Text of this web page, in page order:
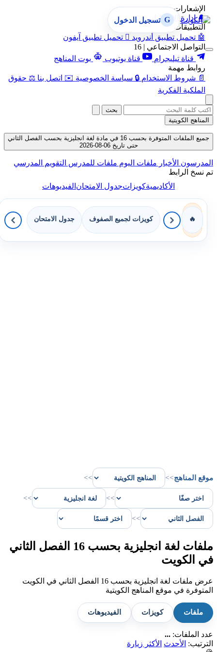
الإشعارات
🔔 إدارة الإشعارات
التطبيقات
🤖 تحميل تطبيق أندرويد  تحميل تطبيق آيفون
التواصل الاجتماعي | 16
قناة تيليجرام
قناة يوتيوب
بوت المناهج
روابط مهمة
📄 شروط الاستخدام 🔒 سياسة الخصوصية ✉️ اتصل بنا ⚖️ حقوق
الملكية الفكرية
G تسجيل الدخول
بحث
المناهج الكويتية
جميع الملفات المتوفرة بحسب 16 في مادة لغة انجليزية بحسب الفصل الثاني
حتى تاريخ 06-08-2026
المدرسون الأخبار ملفات اليوم ملفات للمدرس التقويم المدرسي
تم نسخ الرابط
الأكاديميةكويزاتجدول الامتحانالفيديوهات
🔥 كويزات لجميع الصفوف جدول الامتحان
موقع المناهج>>
>>
>>
>>
>>
ملفات لغة انجليزية بحسب 16 الفصل الثاني
في الكويت
عرض ملفات لغة انجليزية بحسب 16 الفصل الثاني في الكويت
المتوفرة في موقع المناهج الكويتية
ملفات كويزات الفيديوهات
عدد الملفات: ...
الترتيب:
الأحدث
الأكثر زيارة